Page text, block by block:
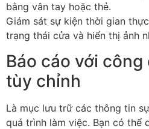
bằng vân tay hoặc thẻ.
Giám sát sự kiện thời gian
trạng thái cửa và hiển thị ảnh
Báo cáo với
tùy chỉnh
Là mục lưu trữ các thông tin
quá trình làm việc. Bạn có thể